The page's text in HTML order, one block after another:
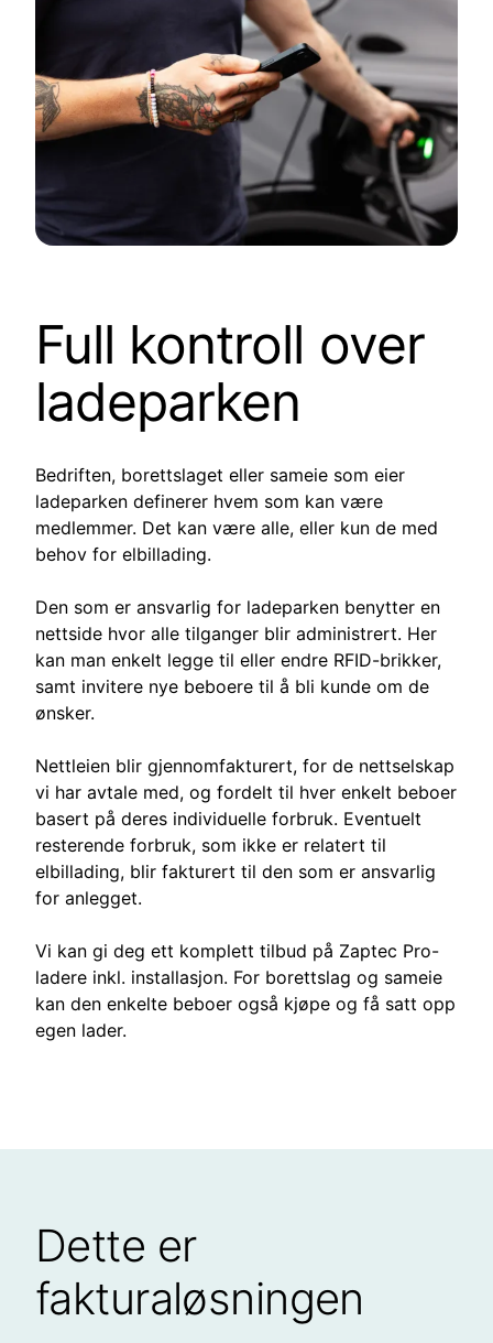
Full kontroll over
ladeparken
Bedriften, borettslaget eller sameie som eier
ladeparken definerer hvem som kan være
medlemmer. Det kan være alle, eller kun de med
behov for elbillading.
Den som er ansvarlig for ladeparken benytter en
nettside hvor alle tilganger blir administrert. Her
kan man enkelt legge til eller endre RFID-brikker,
samt invitere nye beboere til å bli kunde om de
ønsker.
Nettleien blir gjennomfakturert, for de nettselskap
vi har avtale med, og fordelt til hver enkelt beboer
basert på deres individuelle forbruk. Eventuelt
resterende forbruk, som ikke er relatert til
elbillading, blir fakturert til den som er ansvarlig
for anlegget.
Vi kan gi deg ett komplett tilbud på Zaptec Pro-
ladere inkl. installasjon. For borettslag og sameie
kan den enkelte beboer også kjøpe og få satt opp
egen lader.
Dette er
fakturaløsningen